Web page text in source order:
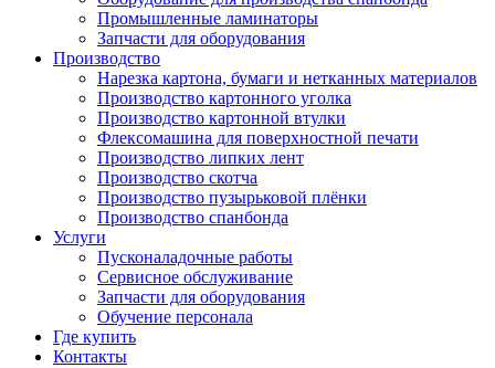
Промышленные ламинаторы
Запчасти для оборудования
Производство
Нарезка картона, бумаги и нетканных материалов
Производство картонного уголка
Производство картонной втулки
Флексомашина для поверхностной печати
Производство липких лент
Производство скотча
Производство пузырьковой плёнки
Производство спанбонда
Услуги
Пусконаладочные работы
Сервисное обслуживание
Запчасти для оборудования
Обучение персонала
Где купить
Контакты